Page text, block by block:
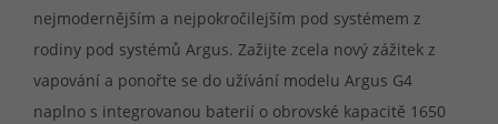
nejmodernějším a nejpokročilejším pod systémem z
rodiny pod systémů Argus. Zažijte zcela nový zážitek z
vapování a ponořte se do užívání modelu Argus G4
naplno s integrovanou baterií o obrovské kapacitě 1650